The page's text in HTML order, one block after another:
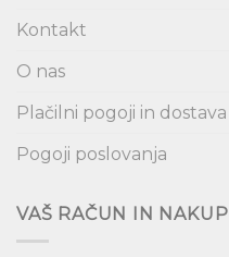
Kontakt
O nas
Plačilni pogoji in dostava
Pogoji poslovanja
VAŠ RAČUN IN NAKUP